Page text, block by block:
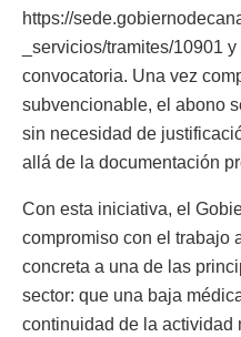
https://
_servicios/tramites/10901
convocatoria. Una vez
subvencionable, el abono
sin necesidad de
allá de la documentación
Con esta iniciativa, el
compromiso con el trabajo
concreta a una de las
sector: que una baja
continuidad de la actividad